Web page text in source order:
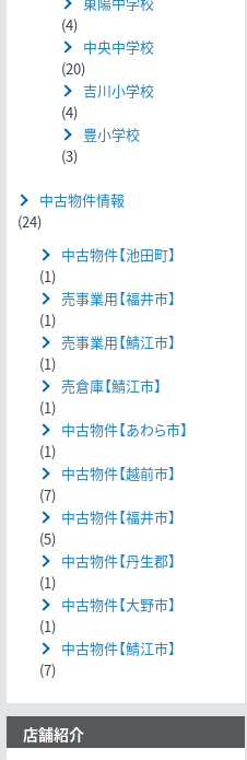
(4)
中央中学校
(20)
吉川小学校
(4)
豊小学校
(3)
中古物件情報
(24)
中古物件【池田町】
(1)
売事業用【福井市】
(1)
売事業用【鯖江市】
(1)
売倉庫【鯖江市】
(1)
中古物件【あわら市】
(1)
中古物件【越前市】
(7)
中古物件【福井市】
(5)
中古物件【丹生郡】
(1)
中古物件【大野市】
(1)
中古物件【鯖江市】
(7)
店舗紹介